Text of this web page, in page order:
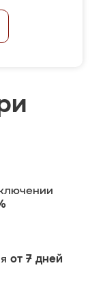
от 7 дней